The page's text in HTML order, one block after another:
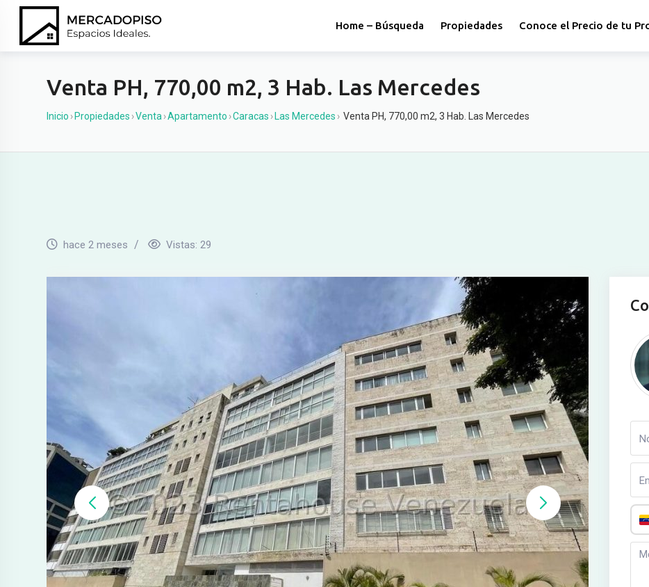
Home – Búsqueda Propiedades Conoce el Precio de tu
Venta PH, 770,00 m2, 3 Hab. Las Mercedes
Inicio › Propiedades ›Venta ›Apartamento ›Caracas › Las Mercedes › Venta PH, 770,00 m2, 3 Hab. Las Mercedes
hace 2 meses Vistas: 29